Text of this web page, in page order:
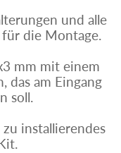
und alle
die Montage.
mm mit einem
das am Eingang
soll.
installierendes